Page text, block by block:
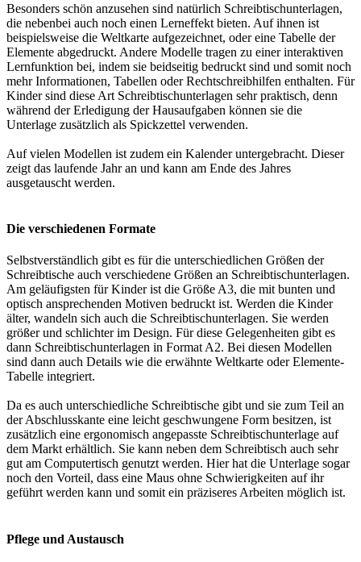
Besonders schön anzusehen sind natürlich Schreibtischunterlagen,
die nebenbei auch noch einen Lerneffekt bieten. Auf ihnen ist
beispielsweise die Weltkarte aufgezeichnet, oder eine Tabelle der
Elemente abgedruckt. Andere Modelle tragen zu einer interaktiven
Lernfunktion bei, indem sie beidseitig bedruckt sind und somit noch
mehr Informationen, Tabellen oder Rechtschreibhilfen enthalten. Für
Kinder sind diese Art Schreibtischunterlagen sehr praktisch, denn
während der Erledigung der Hausaufgaben können sie die
Unterlage zusätzlich als Spickzettel verwenden.
Auf vielen Modellen ist zudem ein Kalender untergebracht. Dieser
zeigt das laufende Jahr an und kann am Ende des Jahres
ausgetauscht werden.
Die verschiedenen Formate
Selbstverständlich gibt es für die unterschiedlichen Größen der
Schreibtische auch verschiedene Größen an Schreibtischunterlagen.
Am geläufigsten für Kinder ist die Größe A3, die mit bunten und
optisch ansprechenden Motiven bedruckt ist. Werden die Kinder
älter, wandeln sich auch die Schreibtischunterlagen. Sie werden
größer und schlichter im Design. Für diese Gelegenheiten gibt es
dann Schreibtischunterlagen in Format A2. Bei diesen Modellen
sind dann auch Details wie die erwähnte Weltkarte oder Elemente-
Tabelle integriert.
Da es auch unterschiedliche Schreibtische gibt und sie zum Teil an
der Abschlusskante eine leicht geschwungene Form besitzen, ist
zusätzlich eine ergonomisch angepasste Schreibtischunterlage auf
dem Markt erhältlich. Sie kann neben dem Schreibtisch auch sehr
gut am Computertisch genutzt werden. Hier hat die Unterlage sogar
noch den Vorteil, dass eine Maus ohne Schwierigkeiten auf ihr
geführt werden kann und somit ein präziseres Arbeiten möglich ist.
Pflege und Austausch